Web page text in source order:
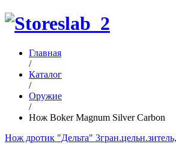
Главная
/
Каталог
/
Оружие
/
Нож Boker Magnum Silver Carbon
Нож дротик "Дельта"